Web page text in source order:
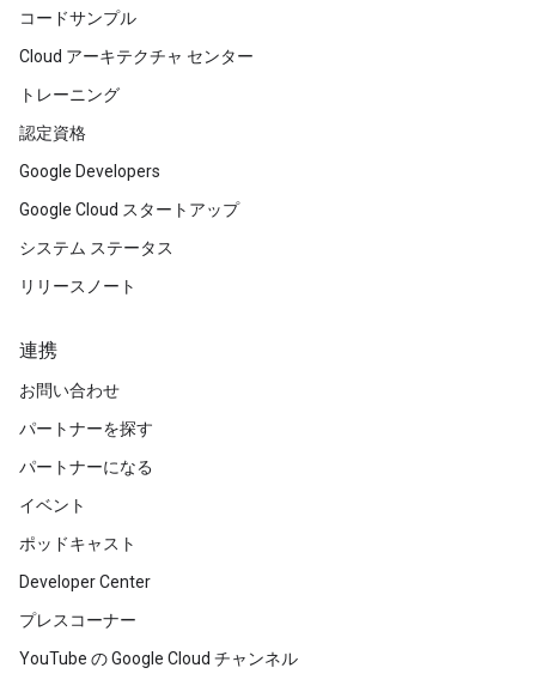
コードサンプル
Cloud アーキテクチャ センター
トレーニング
認定資格
Google Developers
Google Cloud スタートアップ
システム ステータス
リリースノート
連携
お問い合わせ
パートナーを探す
パートナーになる
イベント
ポッドキャスト
Developer Center
プレスコーナー
YouTube の Google Cloud チャンネル